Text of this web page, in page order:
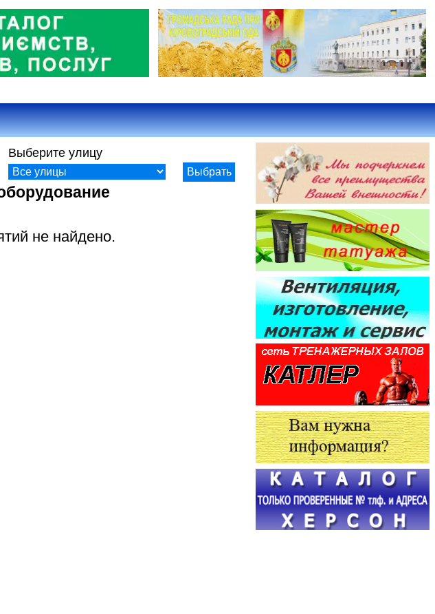
Выберите улицу
не найдено.